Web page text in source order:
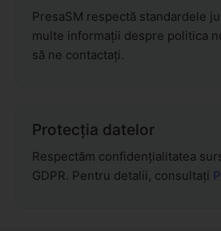
PresaSM respectă standardele
multe informații despre politica
să ne contactați.
Protecția datelor
Respectăm confidențialitatea
GDPR. Pentru detalii, consultați